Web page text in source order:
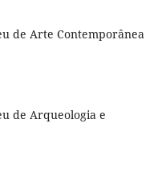
de Arte Contemporânea
de Arqueologia e